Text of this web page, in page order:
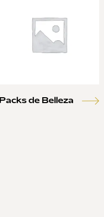
Packs de Belleza